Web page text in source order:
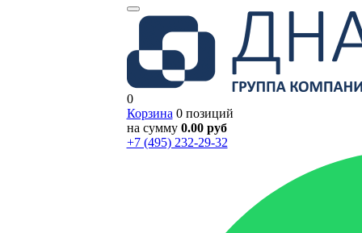
0
Корзина 0 позиций
на сумму 0.00 руб
+7 (495) 232-29-32